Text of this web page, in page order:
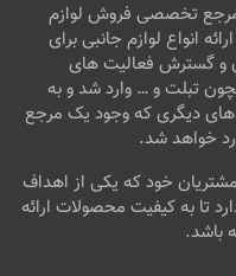
مرجع تخصصی فروش لوازم
را از سال ۹۸ با هدف ارائه انواع لوازم جانبی برای
و گسترش فعالیت های
تبلت و … وارد شد و به
های دیگری که وجود یک مرجع
خواهد شد.
خود که یکی از اهداف
تا به کیفیت محصولات ارائه
باشد.